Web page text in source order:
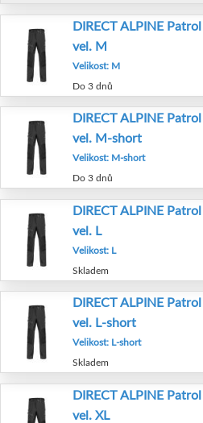
DIRECT ALPINE
vel. M
Velikost: M
Do 3 dnů
DIRECT ALPINE
vel. M-short
Velikost: M-short
Do 3 dnů
DIRECT ALPINE
vel. L
Velikost: L
Skladem
DIRECT ALPINE
vel. L-short
Velikost: L-short
Skladem
DIRECT ALPINE
vel. XL